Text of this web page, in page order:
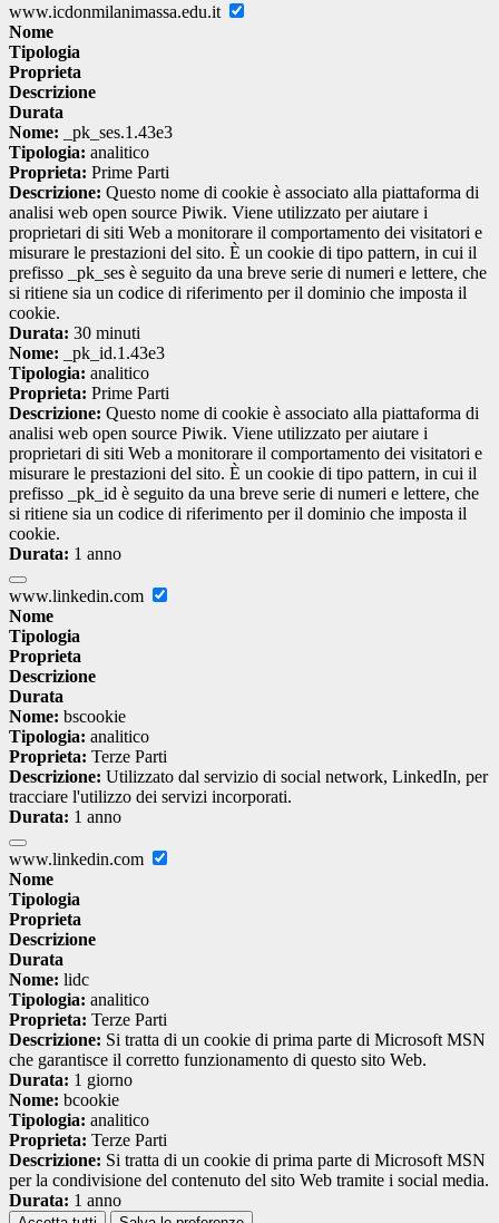
www.icdonmilanimassa.edu.it
Nome
Tipologia
Proprieta
Descrizione
Durata
Nome: _pk_ses.1.43e3
Tipologia: analitico
Proprieta: Prime Parti
Descrizione: Questo nome di cookie è associato alla piattaforma di
analisi web open source Piwik. Viene utilizzato per aiutare i
proprietari di siti Web a monitorare il comportamento dei visitatori e
misurare le prestazioni del sito. È un cookie di tipo pattern, in cui il
prefisso _pk_ses è seguito da una breve serie di numeri e lettere, che
si ritiene sia un codice di riferimento per il dominio che imposta il
cookie.
Durata: 30 minuti
Nome: _pk_id.1.43e3
Tipologia: analitico
Proprieta: Prime Parti
Descrizione: Questo nome di cookie è associato alla piattaforma di
analisi web open source Piwik. Viene utilizzato per aiutare i
proprietari di siti Web a monitorare il comportamento dei visitatori e
misurare le prestazioni del sito. È un cookie di tipo pattern, in cui il
prefisso _pk_id è seguito da una breve serie di numeri e lettere, che
si ritiene sia un codice di riferimento per il dominio che imposta il
cookie.
Durata: 1 anno
www.linkedin.com
Nome
Tipologia
Proprieta
Descrizione
Durata
Nome: bscookie
Tipologia: analitico
Proprieta: Terze Parti
Descrizione: Utilizzato dal servizio di social network, LinkedIn, per
tracciare l'utilizzo dei servizi incorporati.
Durata: 1 anno
www.linkedin.com
Nome
Tipologia
Proprieta
Descrizione
Durata
Nome: lidc
Tipologia: analitico
Proprieta: Terze Parti
Descrizione: Si tratta di un cookie di prima parte di Microsoft MSN
che garantisce il corretto funzionamento di questo sito Web.
Durata: 1 giorno
Nome: bcookie
Tipologia: analitico
Proprieta: Terze Parti
Descrizione: Si tratta di un cookie di prima parte di Microsoft MSN
per la condivisione del contenuto del sito Web tramite i social media.
Durata: 1 anno